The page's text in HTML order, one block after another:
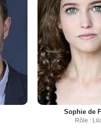
Sophie de
Rôle :